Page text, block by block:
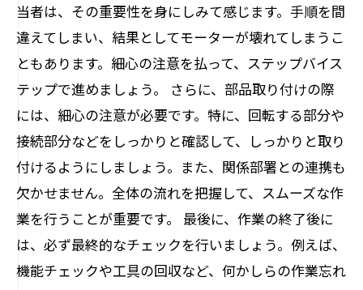
当者は、その重要性を身にしみて感じます。手順を間
違えてしまい、結果としてモーターが壊れてしまうこ
ともあります。細心の注意を払って、ステップバイス
テップで進めましょう。 さらに、部品取り付けの際
には、細心の注意が必要です。特に、回転する部分や
接続部分などをしっかりと確認して、しっかりと取り
付けるようにしましょう。また、関係部署との連携も
欠かせません。全体の流れを把握して、スムーズな作
業を行うことが重要です。 最後に、作業の終了後に
は、必ず最終的なチェックを行いましょう。例えば、
機能チェックや工具の回収など、何かしらの作業忘れ